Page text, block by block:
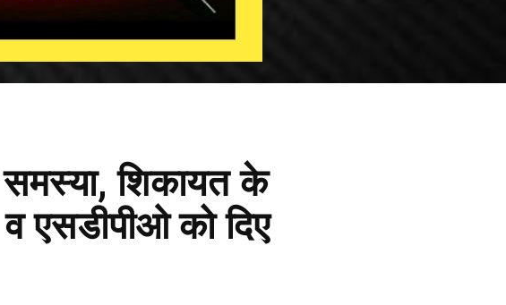
शिकायत के
एसडीपीओ को दिए